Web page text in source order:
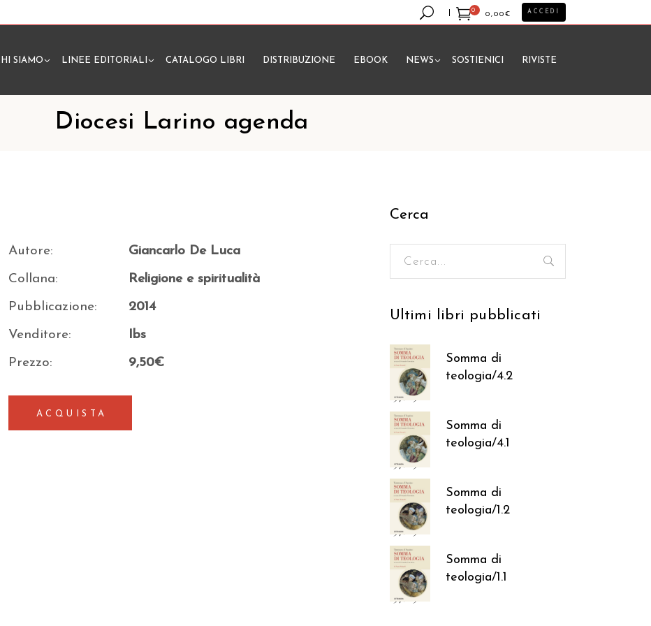
0
0,00€
Nessun prodotto nel carrello.
ACCEDI
SIAMO LINEE EDITORIALI CATALOGO LIBRI DISTRIBUZIONE EBOOK NEWS SOSTIENICI RIVISTE
Diocesi Larino agenda
Autore: Giancarlo De Luca
Collana: Religione e spiritualità
Pubblicazione: 2014
Venditore: Ibs
Prezzo: 9,50€
ACQUISTA
Cerca
Ultimi libri pubblicati
Somma di
teologia/4.2
37,05€
Somma di
teologia/4.1
37,05€
Somma di
teologia/1.2
37,05€
Somma di
teologia/1.1
37,05€